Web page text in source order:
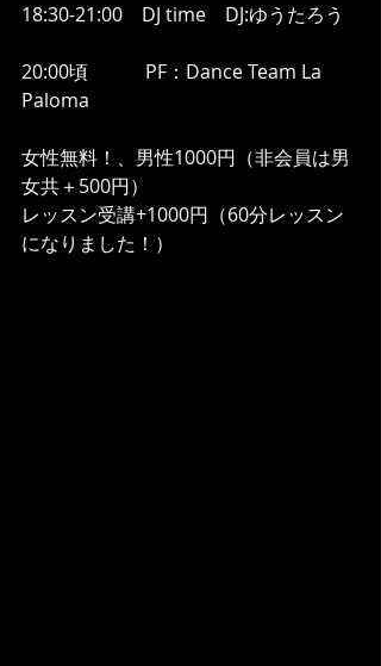
18:30-21:00　DJ time　DJ:ゆうたろう
20:00頃　　　PF：Dance Team La
Paloma
女性無料！、男性1000円（非会員は男
女共＋500円）
レッスン受講+1000円（60分レッスン
になりました！）